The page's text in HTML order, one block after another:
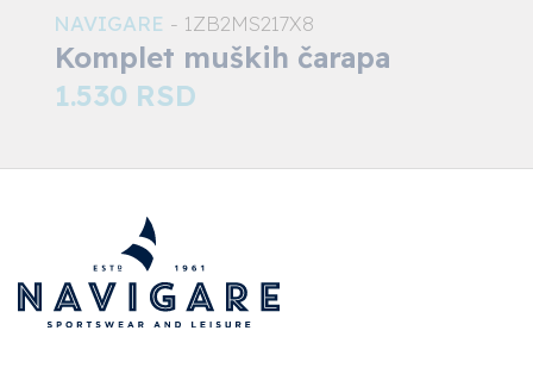
1
NAVIGARE - 1ZB2MS217X8
Komplet muških čarapa
1.530 RSD